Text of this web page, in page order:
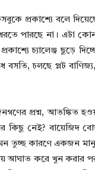
প্রকাশ্যে বলে
ধরতে পারছে না। এটা
চ্যালেঞ্জ ছুড়ে
চলছে প্লট
প্রশ্ন, আতঙ্কিত
নেই? বায়েজিদ
তুচ্ছ কারণে একজন
আঘাত করে খুন করার